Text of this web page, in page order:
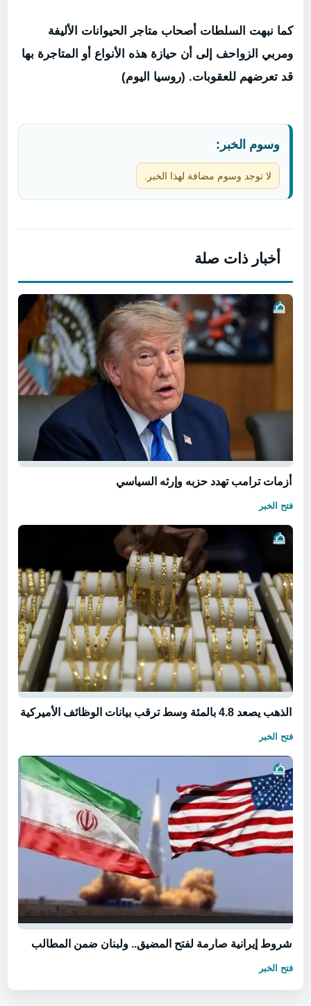
كما نبهت السلطات أصحاب متاجر الحيوانات الأليفة
ومربي الزواحف إلى أن حيازة هذه الأنواع أو المتاجرة بها
قد تعرضهم للعقوبات. (روسيا اليوم)
وسوم الخبر:
لا توجد وسوم مضافة لهذا الخبر.
أخبار ذات صلة
أزمات ترامب تهدد حزبه وإرثه السياسي
فتح الخبر
الذهب يصعد 4.8 بالمئة وسط ترقب بيانات الوظائف الأميركية
فتح الخبر
شروط إيرانية صارمة لفتح المضيق.. ولبنان ضمن المطالب
فتح الخبر